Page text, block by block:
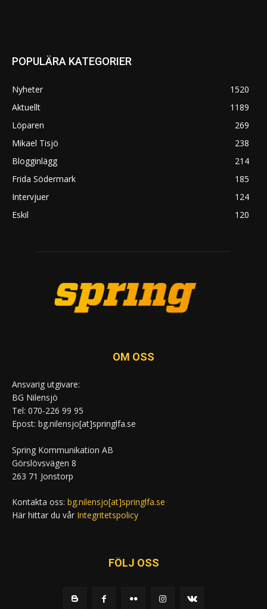
POPULÄRA KATEGORIER
Nyheter
1520
Aktuellt
1189
Löparen
269
Mikael Tisjö
238
Blogginlägg
214
Frida Södermark
185
Intervjuer
124
Eskil
120
OM OSS
Ansvarig utgivare:
BG Nilensjö
Tel: 070-226 99 95
Epost: bg.nilensjo[at]springlfa.se
Spring Kommunikation AB
Görslövsvägen 8
263 71 Jonstorp
Kontakta oss: bg.nilensjo[at]springlfa.se
Här hittar du vår Integritetspolicy
FÖLJ OSS